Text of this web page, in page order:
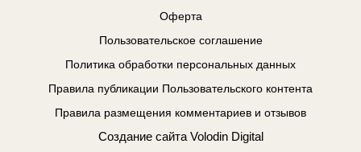
Оферта
Пользовательское соглашение
Политика обработки персональных данных
Правила публикации Пользовательского контента
Правила размещения комментариев и отзывов
Создание сайта Volodin Digital